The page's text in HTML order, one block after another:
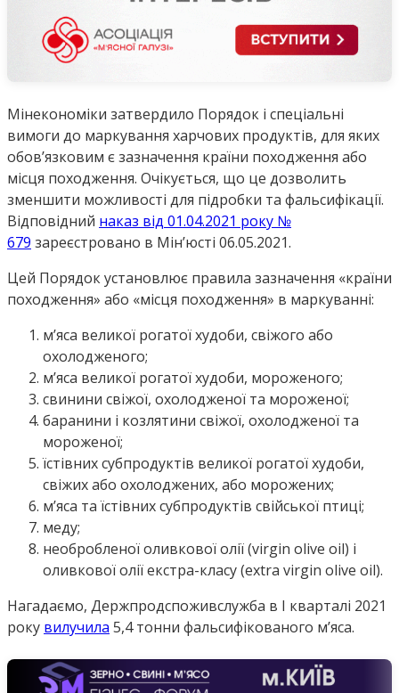
Мінекономіки затвердило Порядок і спеціальні
вимоги до маркування харчових продуктів, для яких
обов’язковим є зазначення країни походження або
місця походження. Очікується, що це дозволить
зменшити можливості для підробки та фальсифікації.
Відповідний наказ від 01.04.2021 року №
679 зареєстровано в Мін’юсті 06.05.2021.
Цей Порядок установлює правила зазначення «країни
походження» або «місця походження» в маркуванні:
м’яса великої рогатої худоби, свіжого або
охолодженого;
м’яса великої рогатої худоби, мороженого;
свинини свіжої, охолодженої та мороженої;
баранини і козлятини свіжої, охолодженої та
мороженої;
їстівних субпродуктів великої рогатої худоби,
свіжих або охолоджених, або морожених;
м’яса та їстівних субпродуктів свійської птиці;
меду;
необробленої оливкової олії (virgin olive oil) і
оливкової олії екстра-класу (extra virgin olive oil).
Нагадаємо, Держпродспоживслужба в I кварталі 2021
року вилучила 5,4 тонни фальсифікованого м’яса.